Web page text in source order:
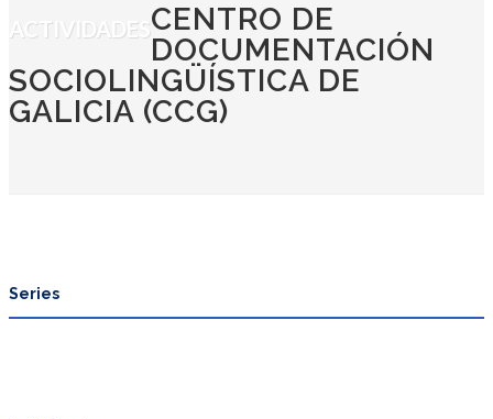
ACTIVIDADESCENTRO DE
DOCUMENTACIÓN
SOCIOLINGÜÍSTICA DE
GALICIA (CCG)
Series